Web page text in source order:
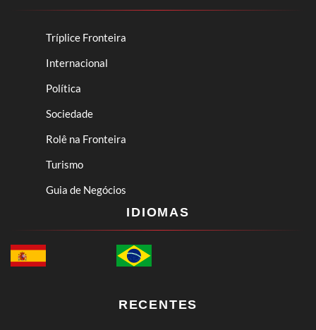
Tríplice Fronteira
Internacional
Política
Sociedade
Rolê na Fronteira
Turismo
Guia de Negócios
IDIOMAS
RECENTES